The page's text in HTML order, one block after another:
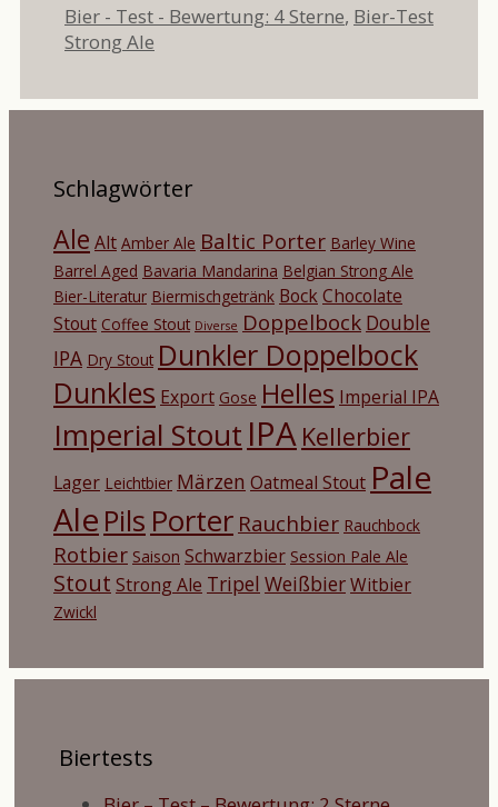
Kategorien
Bier - Test - Bewertung: 4 Sterne, Bier-Test
Schlagwörter
Strong Ale
Schlagwörter
Ale Alt Amber Ale Baltic Porter Barley Wine
Barrel Aged Bavaria Mandarina Belgian Strong Ale
Bier-Literatur Biermischgetränk BockChocolate
Stout Coffee Stout Diverse Doppelbock Double
IPA Dry Stout Dunkler Doppelbock
Dunkles Export Gose Helles Imperial IPA
Imperial Stout IPA Kellerbier
Lager Leichtbier Märzen Oatmeal Stout Pale
Ale Pils Porter Rauchbier Rauchbock
Rotbier Saison Schwarzbier Session Pale Ale
Stout Strong Ale Tripel WeißbierWitbier
Zwickl
Biertests